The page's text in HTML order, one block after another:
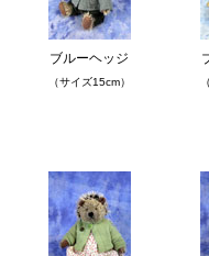
ブルーヘッジ
（サイズ15cm）